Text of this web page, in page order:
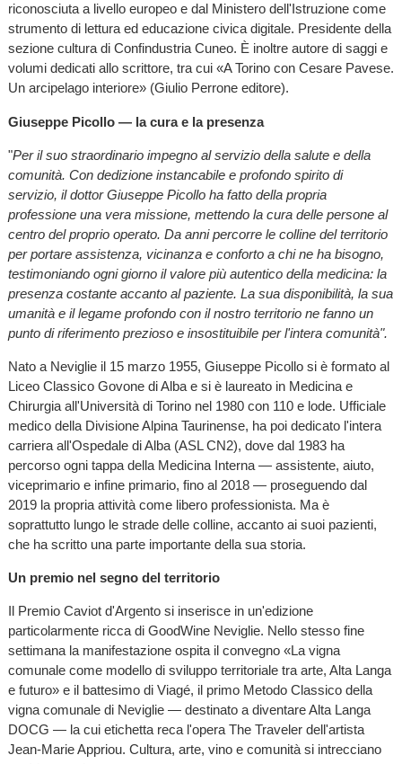
riconosciuta a livello europeo e dal Ministero dell'Istruzione come
strumento di lettura ed educazione civica digitale. Presidente della
sezione cultura di Confindustria Cuneo. È inoltre autore di saggi e
volumi dedicati allo scrittore, tra cui «A Torino con Cesare Pavese.
Un arcipelago interiore» (Giulio Perrone editore).
Giuseppe Picollo — la cura e la presenza
"Per il suo straordinario impegno al servizio della salute e della
comunità. Con dedizione instancabile e profondo spirito di
servizio, il dottor Giuseppe Picollo ha fatto della propria
professione una vera missione, mettendo la cura delle persone al
centro del proprio operato. Da anni percorre le colline del territorio
per portare assistenza, vicinanza e conforto a chi ne ha bisogno,
testimoniando ogni giorno il valore più autentico della medicina: la
presenza costante accanto al paziente. La sua disponibilità, la sua
umanità e il legame profondo con il nostro territorio ne fanno un
punto di riferimento prezioso e insostituibile per l'intera comunità".
Nato a Neviglie il 15 marzo 1955, Giuseppe Picollo si è formato al
Liceo Classico Govone di Alba e si è laureato in Medicina e
Chirurgia all'Università di Torino nel 1980 con 110 e lode. Ufficiale
medico della Divisione Alpina Taurinense, ha poi dedicato l'intera
carriera all'Ospedale di Alba (ASL CN2), dove dal 1983 ha
percorso ogni tappa della Medicina Interna — assistente, aiuto,
viceprimario e infine primario, fino al 2018 — proseguendo dal
2019 la propria attività come libero professionista. Ma è
soprattutto lungo le strade delle colline, accanto ai suoi pazienti,
che ha scritto una parte importante della sua storia.
Un premio nel segno del territorio
Il Premio Caviot d'Argento si inserisce in un'edizione
particolarmente ricca di GoodWine Neviglie. Nello stesso fine
settimana la manifestazione ospita il convegno «La vigna
comunale come modello di sviluppo territoriale tra arte, Alta Langa
e futuro» e il battesimo di Viagé, il primo Metodo Classico della
vigna comunale di Neviglie — destinato a diventare Alta Langa
DOCG — la cui etichetta reca l'opera The Traveler dell'artista
Jean-Marie Appriou. Cultura, arte, vino e comunità si intrecciano